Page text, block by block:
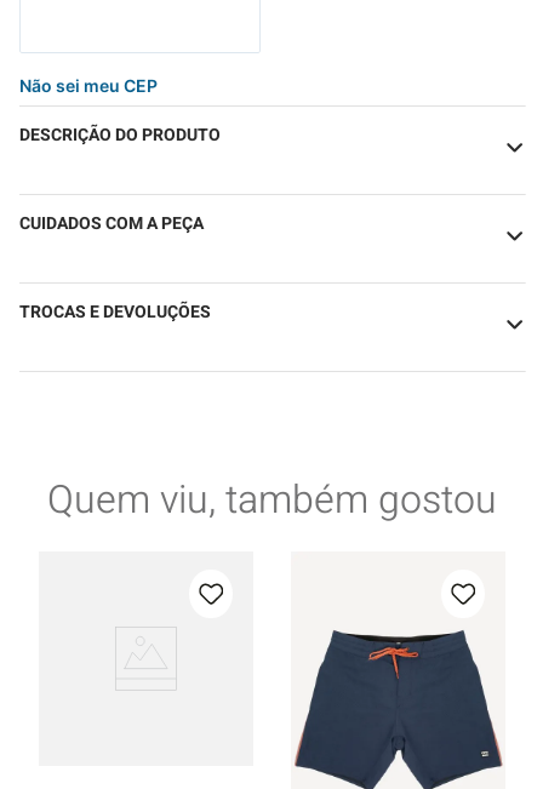
Não sei meu CEP
DESCRIÇÃO DO PRODUTO
CUIDADOS COM A PEÇA
TROCAS E DEVOLUÇÕES
Quem viu, também gostou